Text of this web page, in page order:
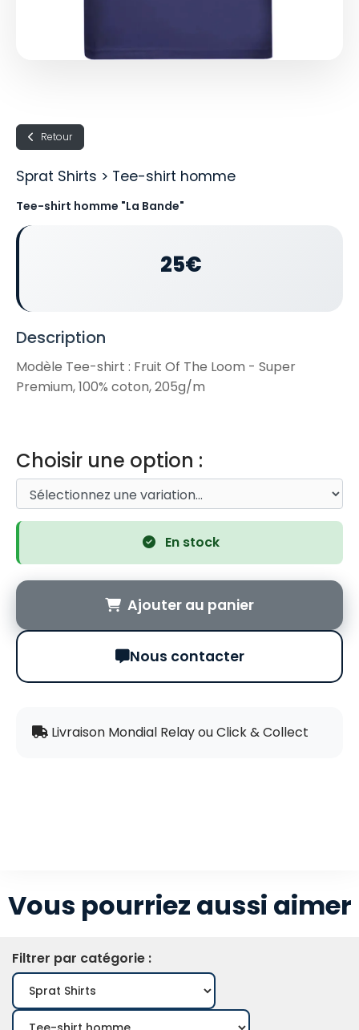
Retour
Sprat Shirts > Tee-shirt homme
Tee-shirt homme "La Bande"
25€
Description
Modèle Tee-shirt : Fruit Of The Loom - Super
Premium, 100% coton, 205g/m
Choisir une option :
En stock
Ajouter au panier
Nous contacter
Livraison Mondial Relay ou Click & Collect
Vous pourriez aussi aimer
Filtrer par catégorie :